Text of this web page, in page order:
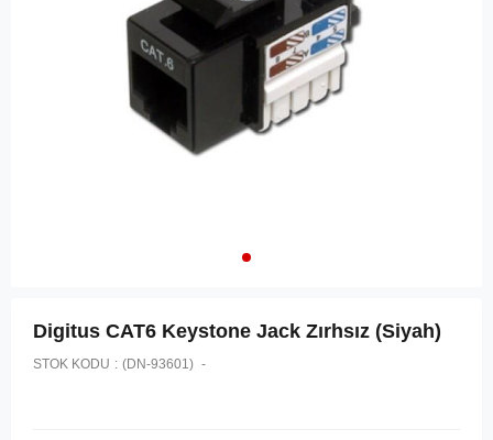
Digitus CAT6 Keystone Jack Zırhsız (Siyah)
STOK KODU (DN-93601)